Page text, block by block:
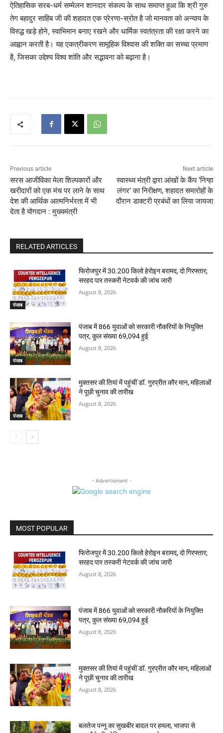
ऐतिहासिक सरब-धर्म सम्मेलन शानदार संकल्प के साथ समाप्त हुआ कि श्री गुरु
तेग बहादुर साहिब जी की शहादत एक प्रेरणा-स्रोत है जो मानवता को अन्याय के
विरुद्ध खड़े होने, स्वाभिमान बनाए रखने और धार्मिक स्वतंत्रता की रक्षा करने का
आह्वान करती है। यह एकत्रीकरण सामूहिक विश्वास की शक्ति का सच्चा प्रमाण
है, जिसका उद्देश्य विश्व शांति और सद्भावना को बढ़ाना है।
Previous article
सरस आजीविका मेला शिल्पकारों और
खरीदारों को एक मंच पर लाने के साथ
देश की आर्थिक आत्मनिर्भरता में भी
देता है योगदान : मुख्यमंत्री
Next article
स्वास्थ्य मंत्री द्वारा आंखों के कैंप ‘निग्हा
लंगर’ का निरीक्षण, शहादत समारोहों के
दौरान डाक्टरी प्रबंधों का लिया जायजा
RELATED ARTICLES
पंजाब
फिरोजपुर में 30.200 किलो हेरोइन बरामद, दो गिरफ्तार;
सरहद पार तस्करी नेटवर्क की जांच जारी
August 8, 2026
पंजाब
पंजाब में 866 युवाओं को सरकारी नौकरियों के नियुक्ति
पत्र, कुल संख्या 69,094 हुई
August 8, 2026
पंजाब
मुक्तसर की तियां में पहुंचीं डॉ. गुरप्रीत कौर मान, महिलाओं
ने पूछी चुनाव की तारीख
August 8, 2026
- Advertisment -
MOST POPULAR
फिरोजपुर में 30.200 किलो हेरोइन बरामद, दो गिरफ्तार;
सरहद पार तस्करी नेटवर्क की जांच जारी
August 8, 2026
पंजाब में 866 युवाओं को सरकारी नौकरियों के नियुक्ति
पत्र, कुल संख्या 69,094 हुई
August 8, 2026
मुक्तसर की तियां में पहुंचीं डॉ. गुरप्रीत कौर मान, महिलाओं
ने पूछी चुनाव की तारीख
August 8, 2026
बलतेज पन्नू का सुखबीर बादल पर हमला, भाजपा से